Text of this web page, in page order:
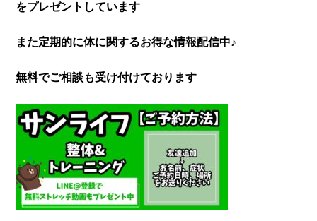
をプレゼントしています
また定期的に体に関するお得な情報配信中♪
無料でご相談も受け付けております